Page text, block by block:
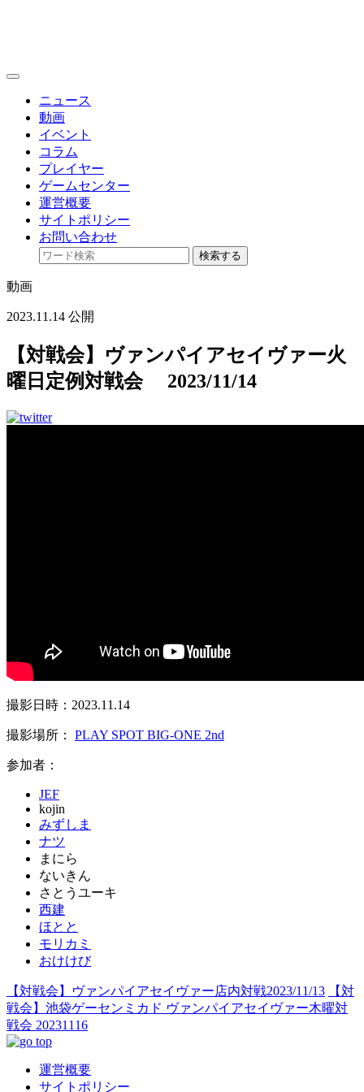
toggle
ニュース
動画
イベント
コラム
プレイヤー
ゲームセンター
運営概要
サイトポリシー
お問い合わせ
検索する
動画
2023.11.14 公開
【対戦会】ヴァンパイアセイヴァー火
曜日定例対戦会 2023/11/14
撮影日時：2023.11.14
撮影場所： PLAY SPOT BIG-ONE 2nd
参加者：
JEF
kojin
みずしま
ナツ
まにら
ないきん
さとうユーキ
西建
ほとと
モリカミ
おけけび
【対戦会】ヴァンパイアセイヴァー店内対戦2023/11/13
【対
戦会】池袋ゲーセンミカド ヴァンパイアセイヴァー木曜対
戦会 20231116
運営概要
サイトポリシー